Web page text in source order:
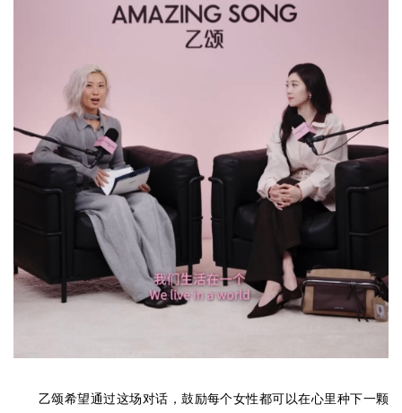
乙颂希望通过这场对话，鼓励每个女性都可以在心里种下一颗